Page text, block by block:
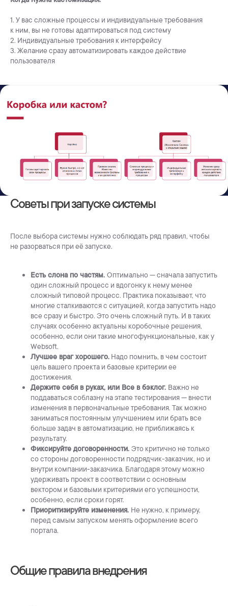
1. У вас сложные процессы и индивидуальные требования
к ним, вы не готовы адаптироваться под систему
2. Индивидуальные требования к интерфейсу
3. Желание сразу автоматизировать каждое действие
пользователя
Советы при запуске системы
После выбора системы нужно соблюдать ряд правил, чтобы
не разорваться при её запуске.
Есть слона по частям. Оптимально — сначала запустить
один сложный процесс и вдогонку к нему менее
сложный типовой процесс. Практика показывает, что
многие сталкиваются с ситуацией, когда запустить надо
все сразу и быстро. Это очень сложный путь. И в таких
случаях особенно актуальны коробочные решения,
особенно, если они такие многофункциональные, как у
Websoft.
Лучшее враг хорошего. Надо помнить, в чем состоит
цель вашего проекта и базовые критерии ее
достижения.
Держите себя в руках, или Все в бэклог. Важно не
поддаваться соблазну на этапе тестирования — внести
изменения в первоначальные требования. Так можно
заниматься постоянным улучшением или брать все
больше задач в автоматизацию, не приближаясь к
результату.
Фиксируйте договоренности. Это критично не только
со стороны договоренности подрядчик-заказчик, но и
внутри компании-заказчика. Благодаря этому можно
удерживать проект в соответствии с основным
вектором и базовыми критериями его успешности,
особенно, если сроки горят.
Приоритизируйте изменения. Не нужно, к примеру,
перед самым запуском менять оформление всего
портала.
Общие правила внедрения